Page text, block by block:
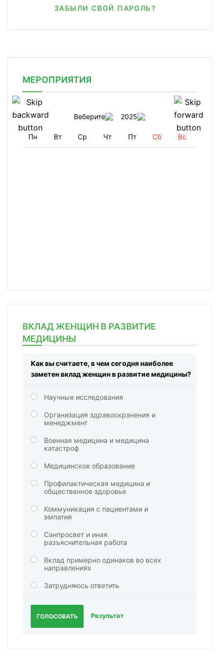
ЗАБЫЛИ СВОЙ ПАРОЛЬ?
МЕРОПРИЯТИЯ
Веберите 2025
Пн Вт Ср Чт Пт Сб Вс
ВКЛАД ЖЕНЩИН В РАЗВИТИЕ
МЕДИЦИНЫ
Как вы считаете, в чем сегодня наиболее
заметен вклад женщин в развитие медицины?
Научные исследования
Организация здравоохранения и
менеджмент
Военная медицина и медицина
катастроф
Медицинское образование
Профилактическая медицина и
общественное здоровье
Коммуникация с пациентами и
эмпатия
Санпросвет и иная
разъяснительная работа
Вклад примерно одинаков во всех
направлениях
Затрудняюсь ответить
ГОЛОСОВАТЬ Результат